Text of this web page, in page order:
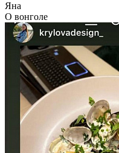
Яна
О вонголе